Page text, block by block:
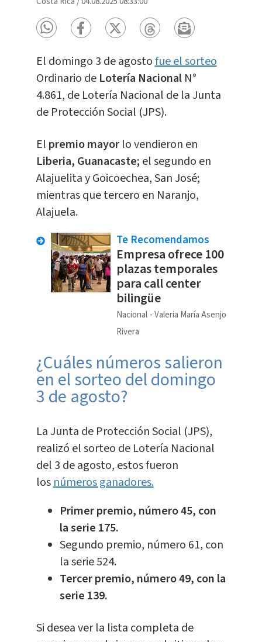
El domingo 3 de agostofue el sorteo
Ordinario de Lotería NacionalN°
4.861, de Lotería Nacional de la Junta
de Protección Social (JPS).
El premio mayor lo vendieron en
Liberia, Guanacaste; el segundo en
Alajuelita y Goicoechea, San José;
mientras que tercero en Naranjo,
Alajuela.
Te Recomendamos
Empresa ofrece 100
plazas temporales
para call center
bilingüe
Nacional Valeria María Asenjo
Rivera
¿Cuáles números salieron
en el sorteo del domingo
3 de agosto?
La Junta de Protección Social (JPS),
realizó el sorteo de Lotería Nacional
del 3 de agosto, estos fueron
losnúmeros ganadores.
Primer premio, número 45, con
la serie 175.
Segundo premio, número 61, con
la serie 524.
Tercer premio, número 49, con la
serie 139.
Si desea ver la lista completa de